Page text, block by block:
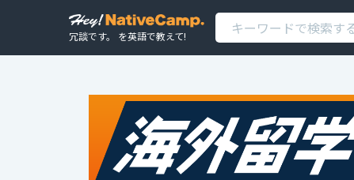
冗談です。 を英語で教えて!